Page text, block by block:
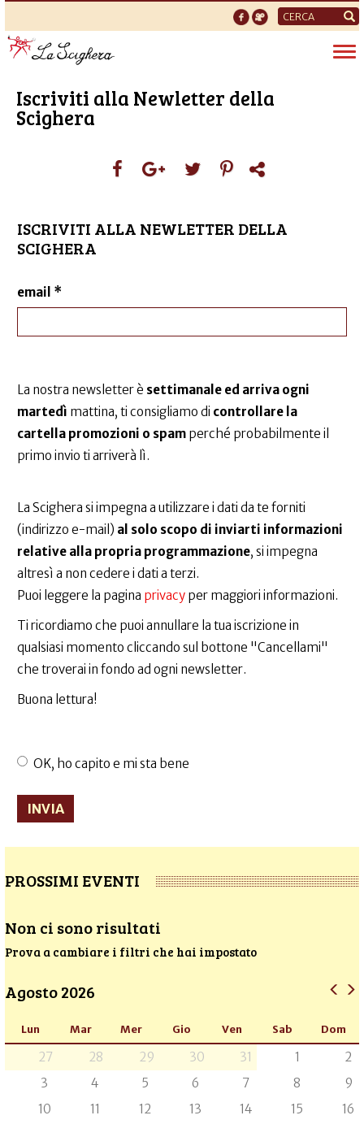
Form
di
ricerca
Iscriviti alla Newletter della
Scighera
ISCRIVITI ALLA NEWLETTER DELLA
SCIGHERA
email *
La nostra newsletter è settimanale ed arriva ogni
martedì mattina, ti consigliamo di controllare la
cartella promozioni o spam perché probabilmente il
primo invio ti arriverà lì.
La Scighera si impegna a utilizzare i dati da te forniti
(indirizzo e-mail) al solo scopo di inviarti informazioni
relative alla propria programmazione, si impegna
altresì a non cedere i dati a terzi.
Puoi leggere la pagina privacy per maggiori informazioni.
Ti ricordiamo che puoi annullare la tua iscrizione in
qualsiasi momento cliccando sul bottone "Cancellami"
che troverai in fondo ad ogni newsletter.
Buona lettura!
OK, ho capito e mi sta bene
trattamento
*
INVIA
PROSSIMI EVENTI
Non ci sono risultati
Prova a cambiare i filtri che hai impostato
Agosto 2026
Lun Mar Mer Gio Ven Sab Dom
27 28 29 30 31 1
2
3
4 5 6 7 8
9
10
11 12 13 14 15
16